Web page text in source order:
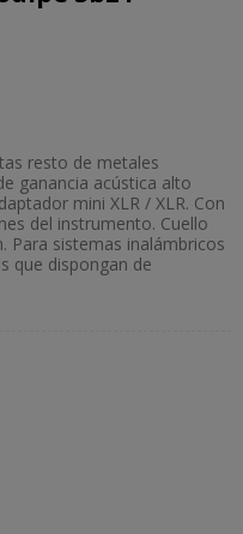
resto de metales
ganancia acústica alto
mini XLR / XLR. Con
del instrumento. Cuello
Para sistemas inalámbricos
que dispongan de